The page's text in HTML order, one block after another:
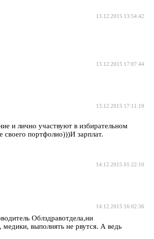
13.12.2015 13:54:42
13.12.2015 17:07:44
13.12.2015 17:11:19
и лично участвуют в избирательном
портфолио)))И зарплат.
14.12.2015 01:22:10
14.12.2015 16:02:36
Облздравотдела,ни
выполнять не рвутся. А ведь